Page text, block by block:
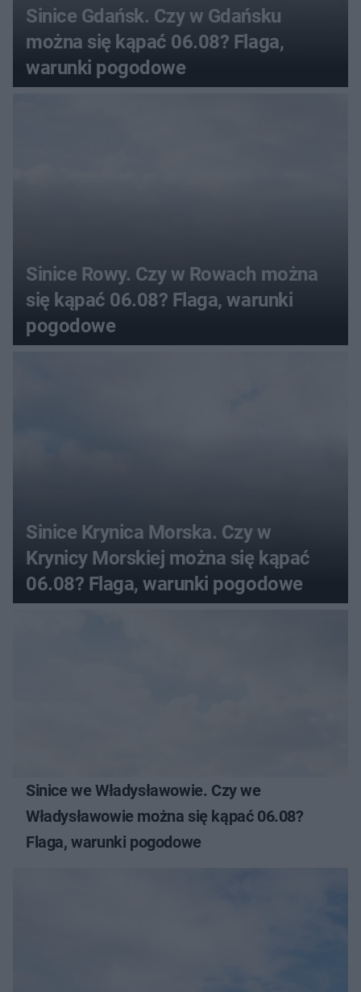
Sinice Gdańsk. Czy w Gdańsku
można się kąpać 06.08? Flaga,
warunki pogodowe
Sinice Rowy. Czy w Rowach można
się kąpać 06.08? Flaga, warunki
pogodowe
Sinice Krynica Morska. Czy w
Krynicy Morskiej można się kąpać
06.08? Flaga, warunki pogodowe
Sinice we Władysławowie. Czy we
Władysławowie można się kąpać 06.08?
Flaga, warunki pogodowe